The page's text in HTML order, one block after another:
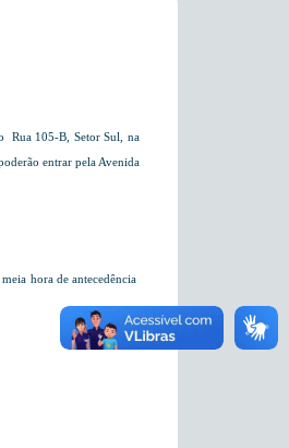
Rua 105-B, Setor Sul, na
entrar pela Avenida
hora de antecedência